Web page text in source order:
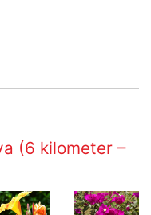
(6 kilometer –